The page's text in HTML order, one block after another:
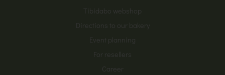
Tibidabo webshop
Directions to our bakery
Event planning
For resellers
Career